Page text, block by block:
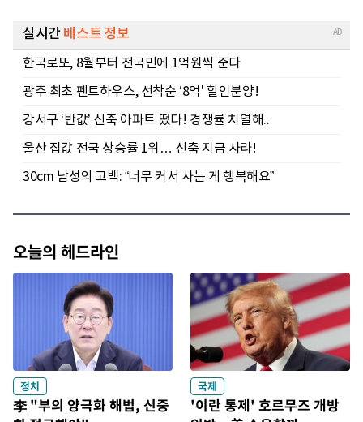
오늘의 헤드라인
정치
李 "부의 양극화 해법, 신중
국제
'이란 통제' 호르무즈 개방